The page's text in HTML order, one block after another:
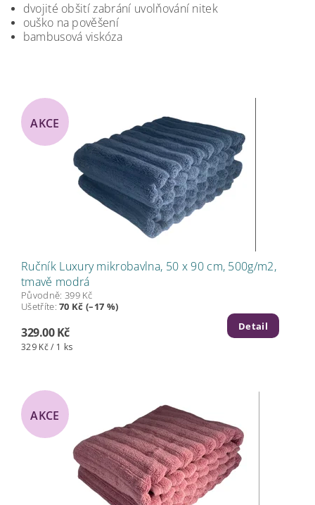
dvojité obšití zabrání uvolňování nitek
ouško na pověšení
bambusová viskóza
AKCE
Ručník Luxury mikrobavlna, 50 x 90 cm, 500g/m2,
tmavě modrá
Původně: 399 Kč
Ušetříte:70 Kč (–17 %)
329.00 Kč
329 Kč / 1 ks
Detail
AKCE